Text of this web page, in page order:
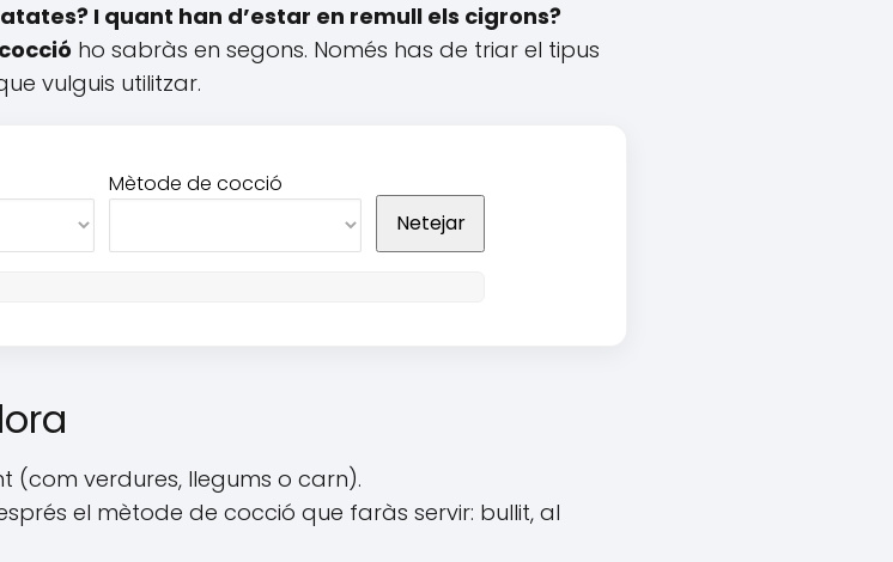
I quant han d’estar en remull els cigrons?
ho sabràs en segons. Només has de triar el tipus
vulguis utilitzar.
Mètode de cocció
Netejar
(com verdures, llegums o carn).
el mètode de cocció que faràs servir: bullit, al